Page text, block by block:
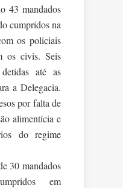
43 mandados
cumpridos na
os policiais
os civis. Seis
até as
a Delegacia.
por falta de
alimentícia e
do regime
30 mandados
em